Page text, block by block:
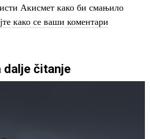
Акисмет како би смањило
како се ваши коментари
dalje čitanje